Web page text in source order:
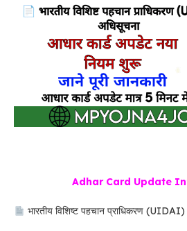
Adhar Card Update
भारतीय विशिष्ट पहचान प्राधिकरण (UIDAI)